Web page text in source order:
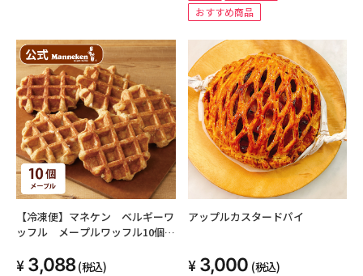
おすすめ商品
【冷凍便】マネケン ベルギーワ
ッフル メープルワッフル10個入
3,088 (税込)
アップルカスタードパイ
3,000 (税込)